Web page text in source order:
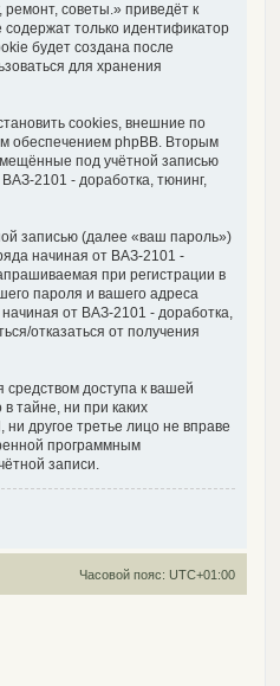
советы.» приведёт к
только идентификатор
будет создана после
для хранения
cookies, внешние по
обеспечением phpBB. Вторым
под учётной записью
2101 - доработка, тюнинг,
записью (далее «ваш пароль»)
начиная от ВАЗ-2101 -
при регистрации в
пароля и вашего адреса
от ВАЗ-2101 - доработка,
отказаться от получения
доступа к вашей
тайне, ни при каких
другое третье лицо не вправе
программным
записи.
Часовой пояс: UTC+01:00